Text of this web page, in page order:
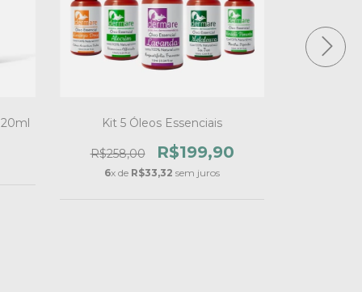
Kit 5 Óleos Essenciais
R$258,00 R$199,90
6x de R$33,32 sem juros